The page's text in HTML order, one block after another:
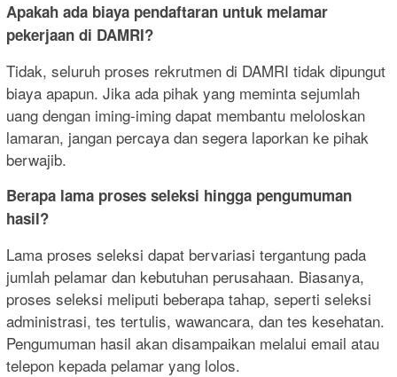
Apakah ada biaya pendaftaran untuk melamar
pekerjaan di DAMRI?
Tidak, seluruh proses rekrutmen di DAMRI tidak dipungut
biaya apapun. Jika ada pihak yang meminta sejumlah
uang dengan iming-iming dapat membantu meloloskan
lamaran, jangan percaya dan segera laporkan ke pihak
berwajib.
Berapa lama proses seleksi hingga pengumuman
hasil?
Lama proses seleksi dapat bervariasi tergantung pada
jumlah pelamar dan kebutuhan perusahaan. Biasanya,
proses seleksi meliputi beberapa tahap, seperti seleksi
administrasi, tes tertulis, wawancara, dan tes kesehatan.
Pengumuman hasil akan disampaikan melalui email atau
telepon kepada pelamar yang lolos.